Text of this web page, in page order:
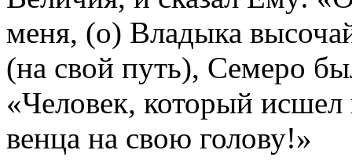
меня, (о) Владыка
(на свой путь), Семеро
«Человек, который
венца на свою голову!»